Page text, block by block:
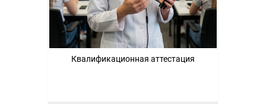
Квалификационная аттестация